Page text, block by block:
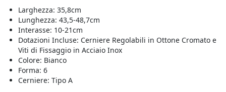
Larghezza: 35,8cm
Lunghezza: 43,5-48,7cm
Interasse: 10-21cm
Dotazioni Incluse: Cerniere Regolabili in Ottone Cromato e
Viti di Fissaggio in Acciaio Inox
Colore: Bianco
Forma: 6
Cerniere: Tipo A